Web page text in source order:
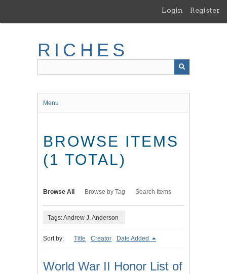
main
Login Register
RICHES
Menu
BROWSE ITEMS
(1 TOTAL)
Browse All Browse by Tag Search Items
Tags: Andrew J. Anderson
Sort by: Title Creator Date Added
World War II Honor List of